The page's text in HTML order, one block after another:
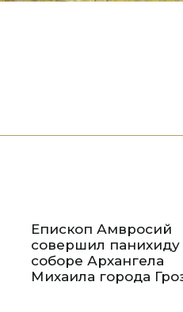
Епископ Амвросий
совершил панихиду
соборе Архангела
Михаила города